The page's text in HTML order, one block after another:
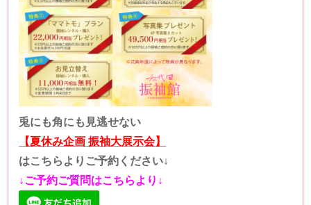
兎にも角にも見逃せない
【夏休み企画 振袖大展示会】
はこちらよりご予約ください↓
↓ご予約ご質問はこちらより↓